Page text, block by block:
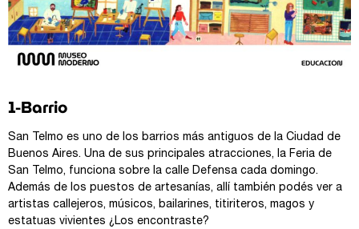
1-Barrio
San Telmo es uno de los barrios más antiguos de la Ciudad de
Buenos Aires. Una de sus principales atracciones, la Feria de
San Telmo, funciona sobre la calle Defensa cada domingo.
Además de los puestos de artesanías, allí también podés ver a
artistas callejeros, músicos, bailarines, titiriteros, magos y
estatuas vivientes ¿Los encontraste?